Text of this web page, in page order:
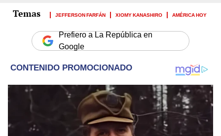
JEFFERSON FARFÁN XIOMY KANASHIRO AMÉRICA HOY
Prefiero a La República en
Google